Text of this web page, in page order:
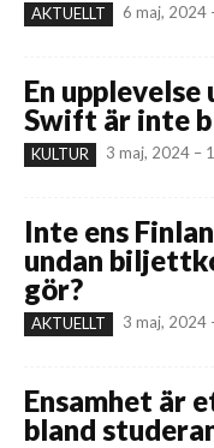
AKTUELLT 6 maj, 2024
En
Swift är inte
KULTUR 3 maj, 2024 –
Inte ens
undan
gör?
AKTUELLT 3 maj, 2024
Ensamhet är
bland